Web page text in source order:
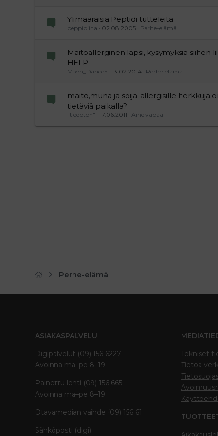
Ylimääräisiä Peptidi tutteleita
peppipiina 02.08.2005 Perhe-elämä
Maitoallerginen lapsi, kysymyksiä siihen
HELP
Moon_Dance^ 13.02.2014 Perhe-elämä
maito,muna ja soija-allergisille
tietäviä paikalla?
"tiedoton" 17.06.2011 Aihe vapaa
Perhe-elämä
ASIAKASPALVELU
Digipalvelut (09) 156 6227
Avoinna ma–pe 8–19
Painettu lehti (09) 156 665
Avoinna ma–pe 8–19
Otavamedian vaihde (09) 156 61
Sähköposti (digi)
Tekniset
Tietoa